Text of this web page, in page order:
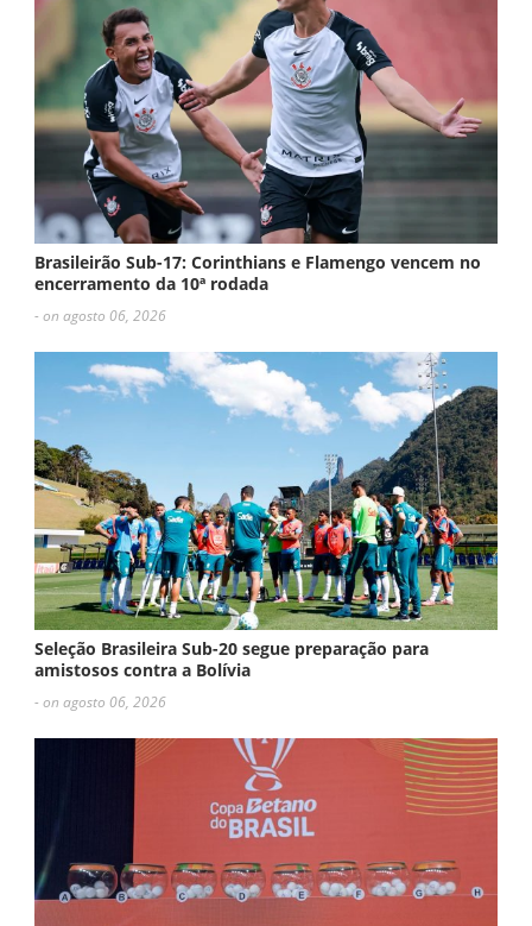
Brasileirão Sub-17: Corinthians e Flamengo vencem no
encerramento da 10ª rodada
- on agosto 06, 2026
Seleção Brasileira Sub-20 segue preparação para
amistosos contra a Bolívia
- on agosto 06, 2026